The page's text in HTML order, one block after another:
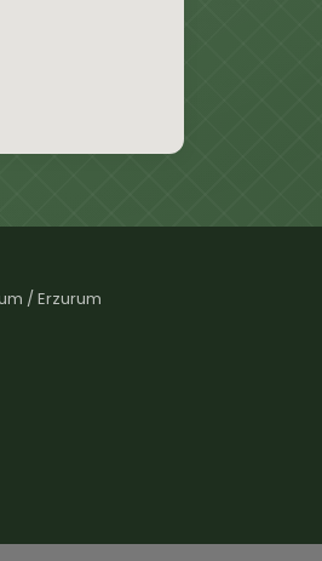
/ Erzurum